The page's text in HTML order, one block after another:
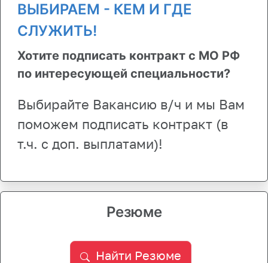
ВЫБИРАЕМ - КЕМ И ГДЕ
СЛУЖИТЬ!
Хотите подписать контракт с МО РФ
по интересующей специальности?
Выбирайте Вакансию в/ч и мы Вам
поможем подписать контракт (в
т.ч. с доп. выплатами)!
Резюме
Найти Резюме